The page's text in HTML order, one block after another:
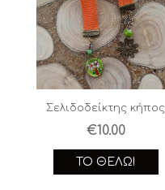
Σελιδοδείκτης κήπος
€10.00
ΤΟ ΘΈΛΩ!